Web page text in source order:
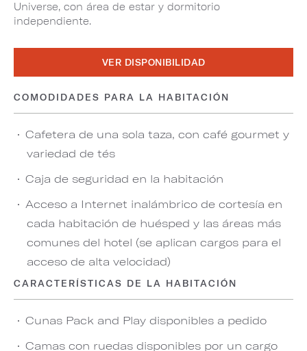
Universe, con área de estar y dormitorio
independiente.
VER DISPONIBILIDAD
COMODIDADES PARA LA HABITACIÓN
Cafetera de una sola taza, con café gourmet y
variedad de tés
Caja de seguridad en la habitación
Acceso a Internet inalámbrico de cortesía en
cada habitación de huésped y las áreas más
comunes del hotel (se aplican cargos para el
acceso de alta velocidad)
CARACTERÍSTICAS DE LA HABITACIÓN
Cunas Pack and Play disponibles a pedido
Camas con ruedas disponibles por un cargo